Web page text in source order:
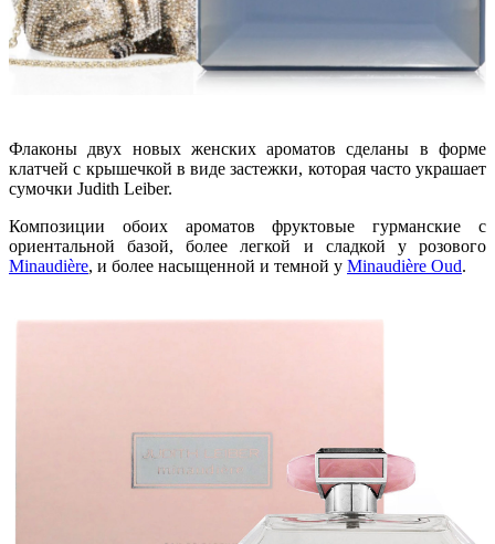
Флаконы двух новых женских ароматов сделаны в форме
клатчей с крышечкой в виде застежки, которая часто украшает
сумочки Judith Leiber.
Композиции обоих ароматов фруктовые гурманские с
ориентальной базой, более легкой и сладкой у розового
Minaudière, и более насыщенной и темной у Minaudière Oud.